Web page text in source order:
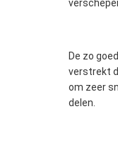
De zo
verstrekt
om zeer
delen.